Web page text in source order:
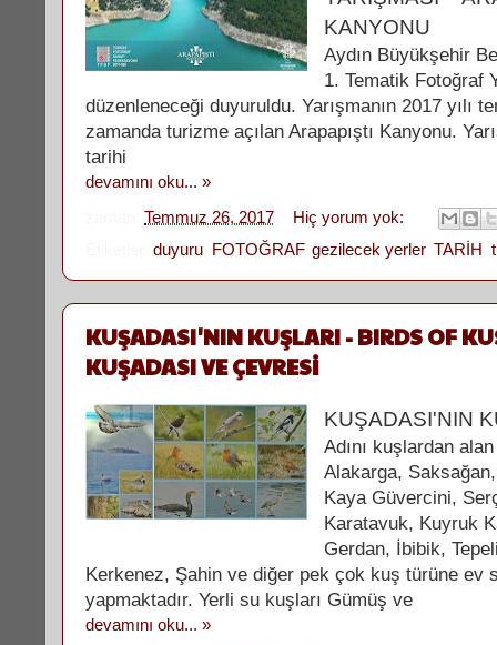
KANYONU
Aydın Büyükşehir
1. Tematik Fotoğraf
düzenleneceği duyuruldu. Yarışmanın 2017 yılı
zamanda turizme açılan Arapapıştı Kanyonu.
tarihi
devamını oku... »
Temmuz 26, 2017
Hiç yorum yok:
duyuru FOTOĞRAF, gezilecek yerler, TARİH
KUŞADASI'NIN KUŞLARI - BIRDS OF
KUŞADASI VE ÇEVRESİ
KUŞADASI'NIN
Adını kuşlardan
Alakarga, Saksağan,
Kaya Güvercini,
Karatavuk, Kuyruk
Gerdan, İbibik,
Kerkenez, Şahin ve diğer pek çok kuş türüne ev
yapmaktadır. Yerli su kuşları Gümüş ve
devamını oku... »